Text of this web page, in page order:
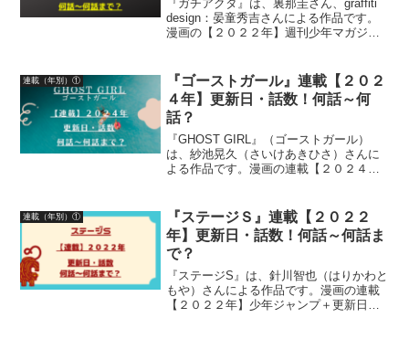
『ガチアクタ』は、裏那圭さん、graffiti
design：晏童秀吉さんによる作品です。
漫画の【２０２２年】週刊少年マガジン
連載（年別）①
『ゴーストガール』連載【２０２
４年】更新日・話数！何話～何
話？
『GHOST GIRL』（ゴーストガール）
は、紗池晃久（さいけあきひさ）さんに
よる作品です。漫画の連載【２０２４
連載（年別）①
『ステージＳ』連載【２０２２
年】更新日・話数！何話～何話ま
で？
『ステージS』は、針川智也（はりかわと
もや）さんによる作品です。漫画の連載
【２０２２年】少年ジャンプ＋更新日、